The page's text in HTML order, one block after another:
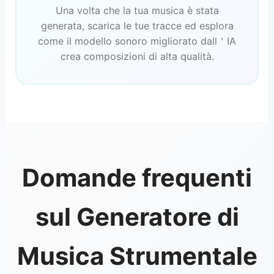
Una volta che la tua musica è stata
generata, scarica le tue tracce ed esplora
come il modello sonoro migliorato dall＇IA
crea composizioni di alta qualità.
Domande frequenti
sul Generatore di
Musica Strumentale